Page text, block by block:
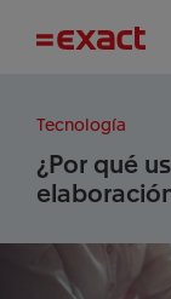
Tecnología
¿Por qué